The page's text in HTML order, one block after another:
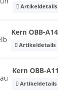
Artikeldetails
Kern OBB-
Artikeldetails
Kern OBB-
Artikeldetails